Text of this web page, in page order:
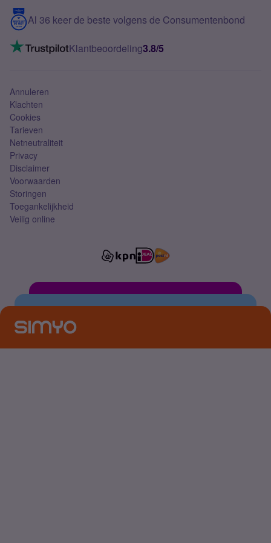
5G internet
Mobiel internet
Mobiel abonnement
Contact
VoLTE 4G bellen
Al 36 keer de beste volgens de Consumentenbond
Klantbeoordeling3.8/5
Annuleren
Klachten
Cookies
Tarieven
Netneutraliteit
Privacy
Disclaimer
Voorwaarden
Storingen
Toegankelijkheid
Veilig online